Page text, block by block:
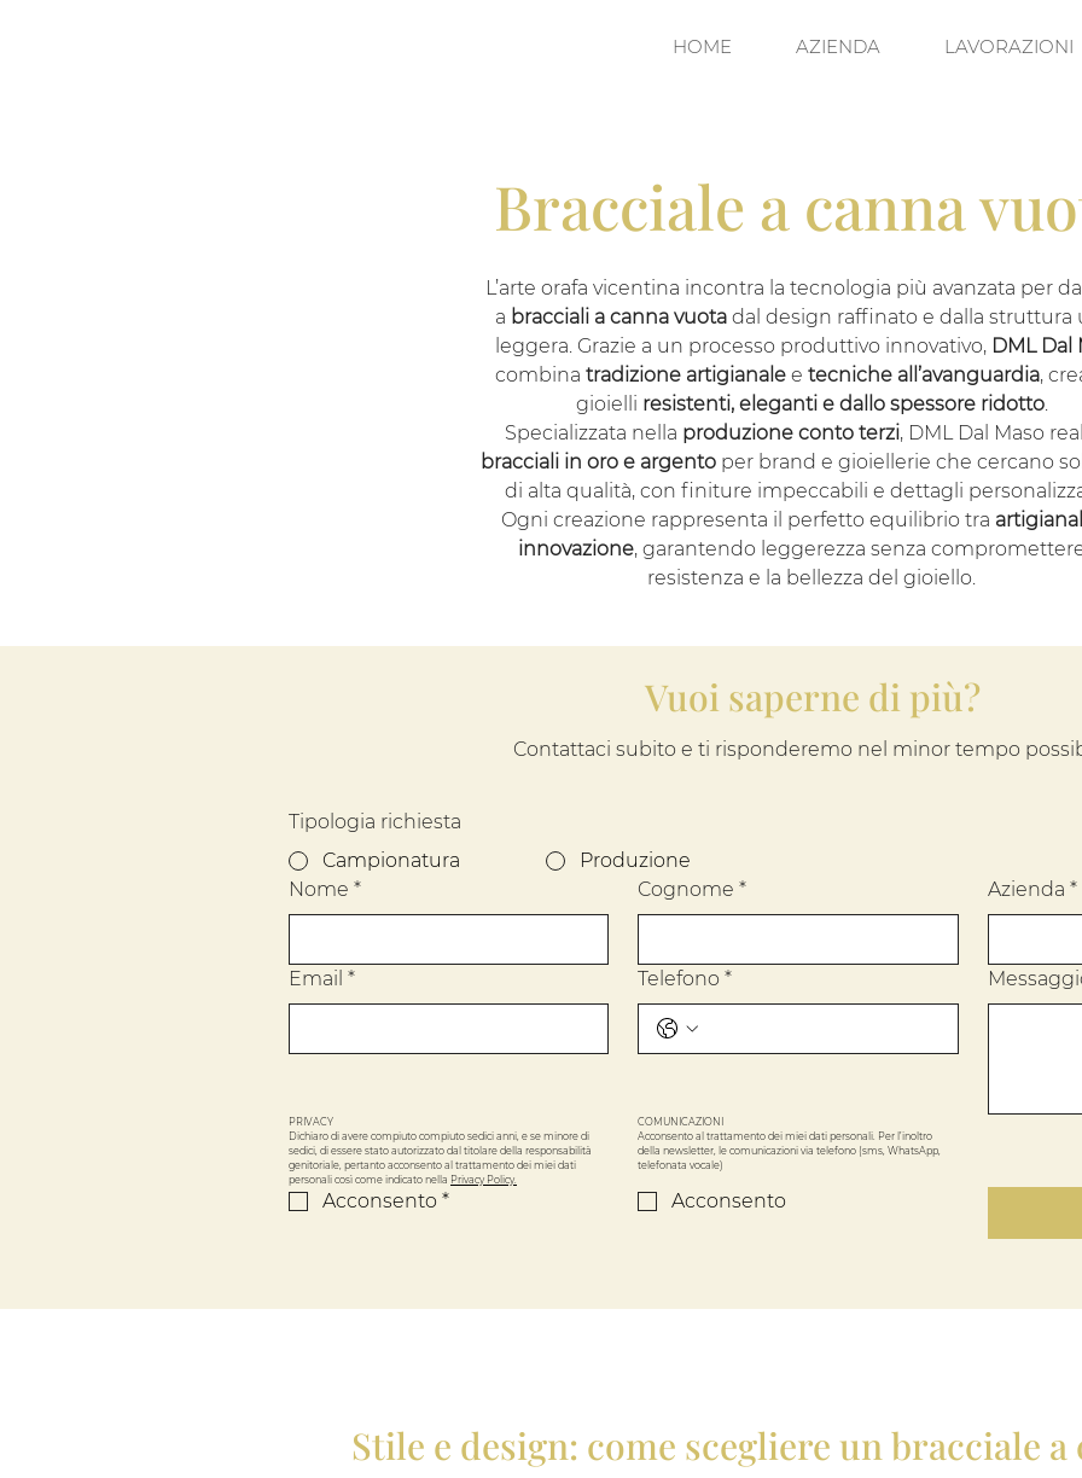
HOME AZIENDA LAVORAZIONI
Bracciale a canna
L’arte orafa vicentina incontra la tecnologia più avanzata per
a bracciali a canna vuota dal design raffinato e dalla struttura
leggera. Grazie a un processo produttivo innovativo, DML Dal
combina tradizione artigianale e tecniche all’avanguardia,
gioielli resistenti, eleganti e dallo spessore ridotto.
Specializzata nella produzione conto terzi, DML Dal Maso
bracciali in oro e argentoper brand e gioiellerie che cercano
di alta qualità, con finiture impeccabili e dettagli
Ogni creazione rappresenta il perfetto equilibrio tra
innovazione, garantendo leggerezza senza
resistenza e la bellezza del gioiello.
Vuoi saperne di più?
Contattaci subito e ti risponderemo nel minor tempo
Tipologia richiesta
Campionatura
Produzione
Nome * Cognome * Azienda *
Email * Telefono *
PRIVACY
Dichiaro di avere compiuto compiuto sedici anni, e se minore di
sedici, di essere stato autorizzato dal titolare della responsabilità
genitoriale, pertanto acconsento al trattamento dei miei dati
personali così come indicato nella Privacy Policy.
COMUNICAZIONI
Acconsento al trattamento dei miei dati personali. Per l’inoltro
della newsletter, le comunicazioni via telefono (sms, WhatsApp,
telefonata vocale)
Acconsento * Acconsento
Stile e design: come scegliere un bracciale a